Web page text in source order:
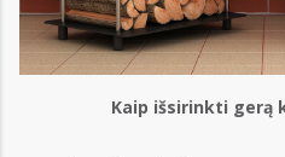
Kaip išsirinkti gerą